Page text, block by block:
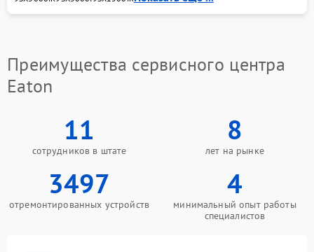
согласуем стоимость и сроки, а затем восстановим
защиту электроники от перепадов напряжения и
бесперебойную подачу питания при любых
условиях эксплуатации.
Преимущества сервисного центра
Eaton
11
сотрудников в штате
8
лет на рынке
3497
отремонтированных устройств
4
минимальный опыт работы
специалистов